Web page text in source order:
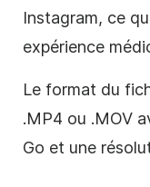
Instagram, ce
expérience
Le format du
.MP4 ou .MOV
Go et une